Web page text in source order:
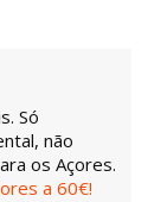
Só
não
os Açores.
a 60€!